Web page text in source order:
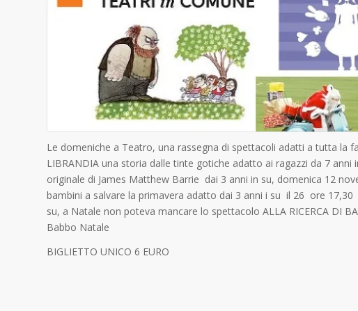
Le domeniche a Teatro, una rassegna di spettacoli adatti a tutta
LIBRANDIA una storia dalle tinte gotiche adatto ai ragazzi da 7 anni
originale di James Matthew Barrie dai 3 anni in su, domenica 12
bambini a salvare la primavera adatto dai 3 anni i su il 26 ore 17,30
su, a Natale non poteva mancare lo spettacolo ALLA RICERCA DI
Babbo Natale
BIGLIETTO UNICO 6 EURO